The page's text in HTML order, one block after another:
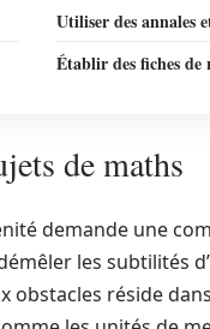
Utiliser des annales
Établir des fiches de
de maths
demande une
les subtilités
réside